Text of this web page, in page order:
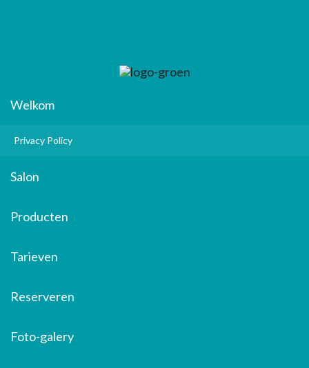
Welkom
Privacy Policy
Salon
Producten
Tarieven
Reserveren
Foto-galery